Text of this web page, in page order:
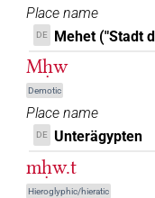
Place name
DE Mehet ("Stadt
Mḥw
Demotic
Place name
DE Unterägypten
mḥw.t
Hieroglyphic/hieratic